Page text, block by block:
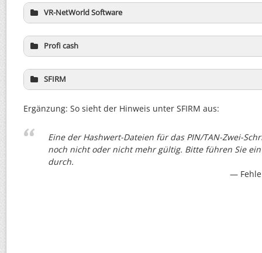
VR-NetWorld Software
Profi cash
SFIRM
Ergänzung: So sieht der Hinweis unter SFIRM aus:
Eine der Hashwert-Dateien für das PIN/TAN-Zwei-
noch nicht oder nicht mehr gültig. Bitte führen Sie
durch.